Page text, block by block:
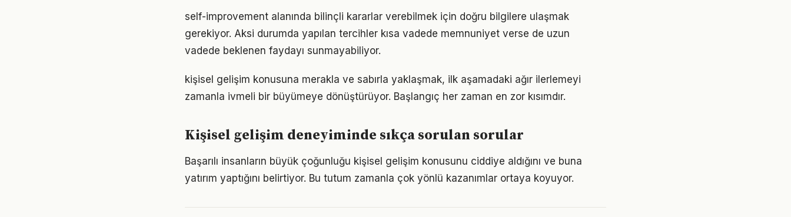
self-improvement alanında bilinçli kararlar verebilmek için doğru bilgilere ulaşmak
gerekiyor. Aksi durumda yapılan tercihler kısa vadede memnuniyet verse de uzun
vadede beklenen faydayı sunmayabiliyor.
kişisel gelişim konusuna merakla ve sabırla yaklaşmak, ilk aşamadaki ağır ilerlemeyi
zamanla ivmeli bir büyümeye dönüştürüyor. Başlangıç her zaman en zor kısımdır.
Kişisel gelişim deneyiminde sıkça sorulan sorular
Başarılı insanların büyük çoğunluğu kişisel gelişim konusunu ciddiye aldığını ve buna
yatırım yaptığını belirtiyor. Bu tutum zamanla çok yönlü kazanımlar ortaya koyuyor.